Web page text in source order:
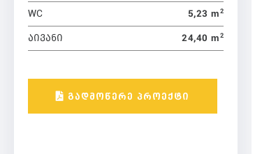
WC 5,23 m 2
ᲐᲘᲕᲐᲜᲘ 24,40 m 2
ᲒᲐᲓᲛᲝᲬᲔᲠᲔ ᲞᲠᲝᲔᲥᲢᲘ